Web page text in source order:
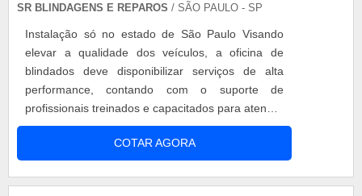
SR BLINDAGENS E REPAROS / SÃO PAULO - SP
Instalação só no estado de São Paulo Visando
elevar a qualidade dos veículos, a oficina de
blindados deve disponibilizar serviços de alta
performance, contando com o suporte de
profissionais treinados e capacitados para atender
a demanda de funções com qualidade e
excelência. Serviços da oficina de blindados Após
passar por uma vistoria para verificar
COTAR AGORA